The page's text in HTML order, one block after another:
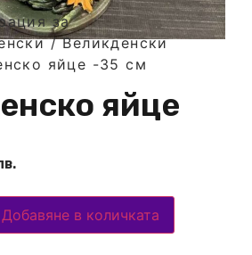
за
/Великденски
яйце -35 см
яйце
Добавяне в количката